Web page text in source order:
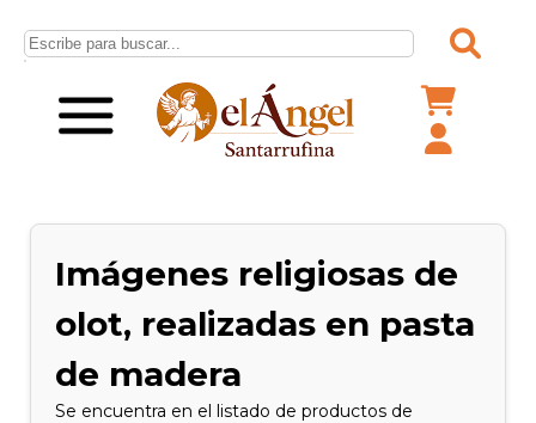
Imágenes religiosas de
olot, realizadas en pasta
de madera
Se encuentra en el listado de productos de